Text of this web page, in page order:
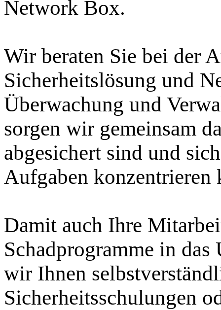
Network Box.
Wir beraten Sie bei der
Sicherheitslösung und
Überwachung und
sorgen wir gemeinsam
abgesichert sind und
Aufgaben konzentrieren
Damit auch Ihre
Schadprogramme in
wir Ihnen
Sicherheitsschulungen